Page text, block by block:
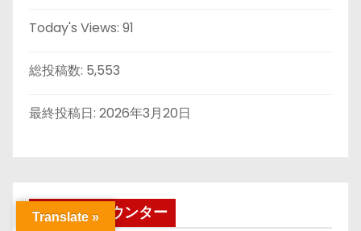
Today's Views: 91
総投稿数: 5,553
最終投稿日: 2026年3月20日
アクセスカウンター
Translate »